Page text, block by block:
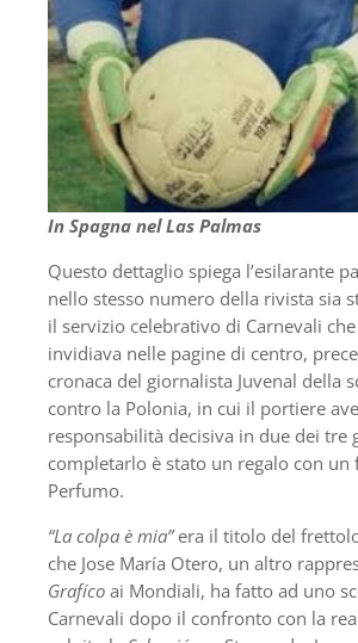
In Spagna nel Las Palmas
Questo dettaglio spiega l’esilarante
nello stesso numero della rivista sia
il servizio celebrativo di Carnevali
invidiava nelle pagine di centro,
cronaca del giornalista Juvenal della
contro la Polonia, in cui il portiere
responsabilità decisiva in due dei tre
completarlo è stato un regalo con un
Perfumo.
“La colpa è mia”era il titolo del
che Jose María Otero, un altro
Grafíco ai Mondiali, ha fatto ad uno
Carnevali dopo il confronto con la